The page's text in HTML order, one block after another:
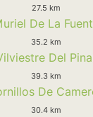
27.5 km
De La
35.2 km
Del
39.3 km
De
30.4 km